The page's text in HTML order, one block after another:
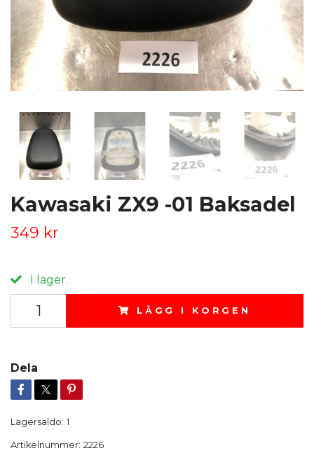
Kawasaki ZX9 -01 Baksadel
349 kr
I lager.
LÄGG I KORGEN
Dela
Lagersaldo: 1
Artikelnummer: 2226